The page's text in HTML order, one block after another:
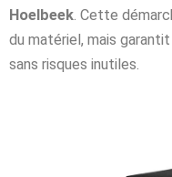
Hoelbeek. Cette
du matériel, mais
sans risques inutiles.